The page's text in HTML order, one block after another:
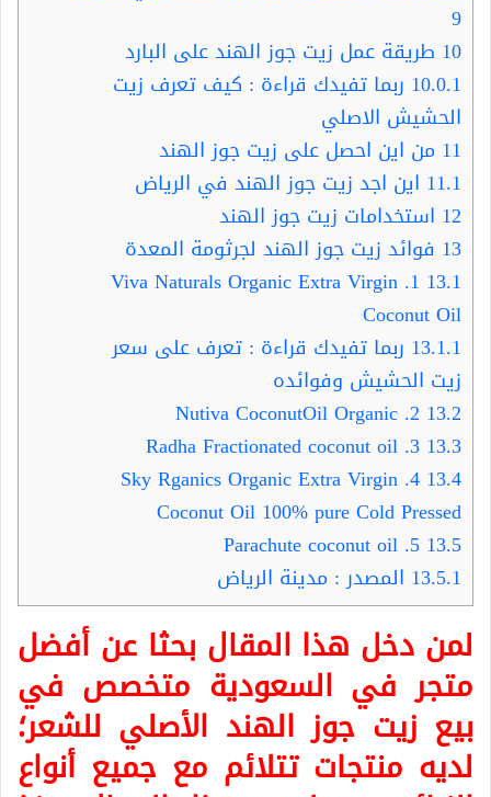
9
10 طريقة عمل زيت جوز الهند على البارد
10.0.1 ربما تفيدك قراءة : كيف تعرف زيت
الحشيش الاصلي
11 من اين احصل على زيت جوز الهند
11.1 اين اجد زيت جوز الهند في الرياض
12 استخدامات زيت جوز الهند
13 فوائد زيت جوز الهند لجرثومة المعدة
13.1
1. Viva Naturals Organic Extra Virgin
Coconut Oil
13.1.1 ربما تفيدك قراءة : تعرف على سعر
زيت الحشيش وفوائده
13.2
13.3
13.4
4. Sky Rganics Organic Extra Virgin
Coconut Oil 100% pure Cold Pressed
13.5
13.5.1 المصدر : مدينة الرياض
لمن دخل هذا المقال بحثا عن أفضل
متجر في السعودية متخصص في
بيع زيت جوز الهند الأصلي للشعر؛
لديه منتجات تتلائم مع جميع أنواع